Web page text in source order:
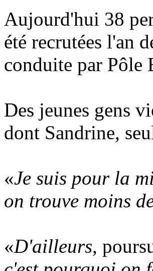
Aujourd'hui 38
été recrutées l'an
conduite par Pôle
Des jeunes gens
dont Sandrine,
«Je suis pour la
on trouve moins
«D'ailleurs,